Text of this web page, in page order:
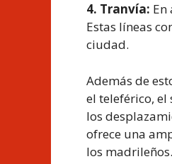
4. Tranvía: En
Estas líneas
ciudad.
Además de
el teleférico,
los
ofrece una
los madrileños.